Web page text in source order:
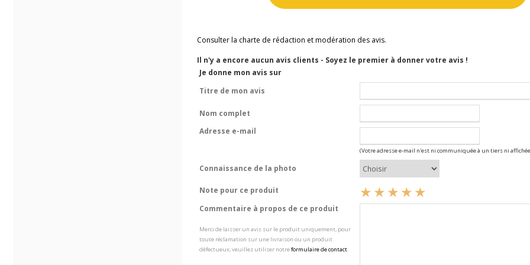
Consulter la charte de rédaction et modération des avis.
Il n'y a encore aucun avis clients - Soyez le premier à donner votre avis !
Je donne mon avis sur
Titre de mon avis
Nom complet
Adresse e-mail
(Votre adresse e-mail n'est ni communiquée à un tiers ni
Connaissance de la photo
Note pour ce produit
Commentaire à propos de ce produit
Merci de laisser un avis sur le produit uniquement, pour
toute réclamation sur une livraison ou un produit
défectueux, veuillez utiliser notreformulaire de contact.